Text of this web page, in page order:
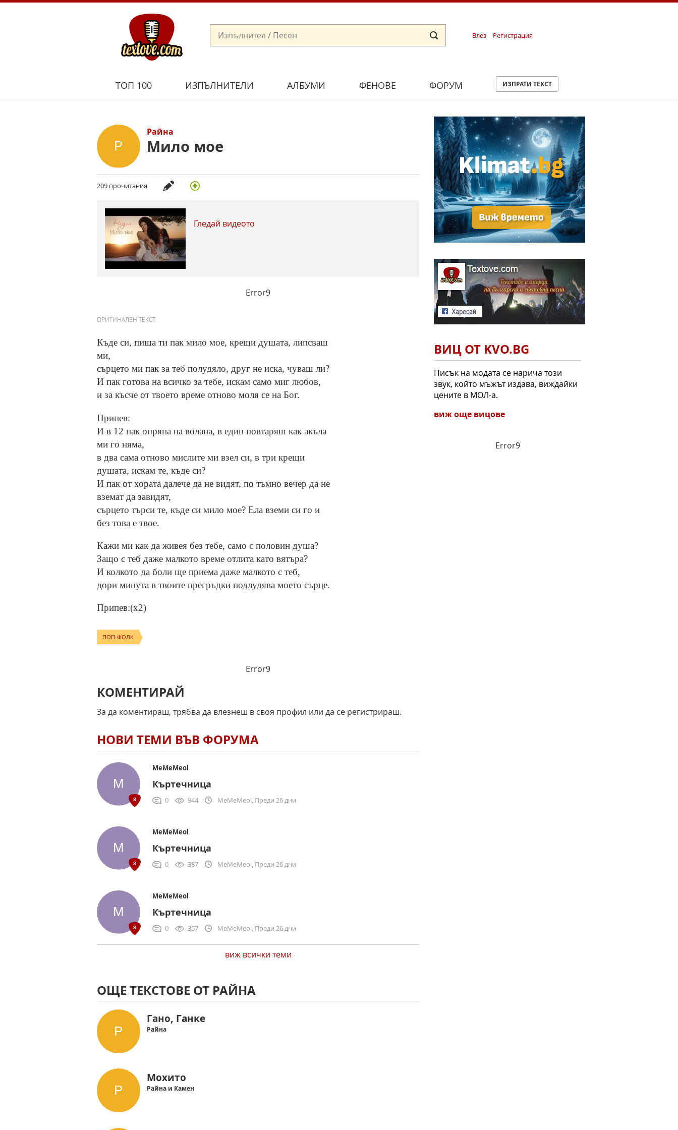
Влез Регистрация
ТОП 100 ИЗПЪЛНИТЕЛИ АЛБУМИ ФЕНОВЕ ФОРУМ ИЗПРАТИ ТЕКСТ
Райна
Мило мое
209 прочитания
Гледай видеото
Error9
ОРИГИНАЛЕН ТЕКСТ
Къде си, пиша ти пак мило мое, крещи душата, липсваш
ми,
сърцето ми пак за теб полудяло, друг не иска, чуваш ли?
И пак готова на всичко за тебе, искам само миг любов,
и за късче от твоето време отново моля се на Бог.
Припев:
И в 12 пак опряна на волана, в един повтаряш как акъла
ми го няма,
в два сама отново мислите ми взел си, в три крещи
душата, искам те, къде си?
И пак от хората далече да не видят, по тъмно вечер да не
вземат да завидят,
сърцето търси те, къде си мило мое? Ела вземи си го и
без това е твое.
Кажи ми как да живея без тебе, само с половин душа?
Защо с теб даже малкото време отлита като вятъра?
И колкото да боли ще приема даже малкото с теб,
дори минута в твоите прегръдки подлудява моето сърце.
Припев:(x2)
ПОП-ФОЛК
Error9
КОМЕНТИРАЙ
За да коментираш, трябва да влезнеш в своя профил или да се регистрираш.
НОВИ ТЕМИ ВЪВ ФОРУМА
MeMeMeol
Къртечница
0 944 MeMeMeol, Преди 26 дни
MeMeMeol
Къртечница
0 387 MeMeMeol, Преди 26 дни
MeMeMeol
Къртечница
0 357 MeMeMeol, Преди 26 дни
виж всички теми
ОЩЕ ТЕКСТОВЕ ОТ РАЙНА
Гано, Ганке
Райна
Мохито
Райна и Камен
ВИЦ ОТ KVO.BG
Писък на модата се нарича този
звук, който мъжът издава, виждайки
цените в МОЛ-а.
виж още вицове
Error9